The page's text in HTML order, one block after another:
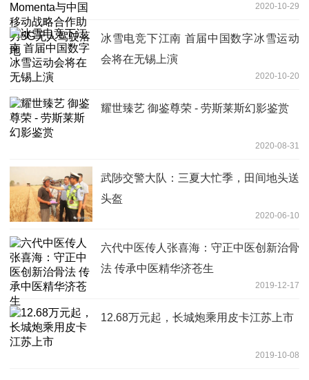
2020-10-29
冰雪电竞下江南 首届中国数字冰雪运动
会将在无锡上演
2020-10-20
耀世臻艺 御鉴尊荣 - 劳斯莱斯幻影鉴赏
2020-08-31
武陟交警大队：三夏大忙季，田间地头送
头盔
2020-06-10
六代中医传人张喜海：守正中医创新治骨
法 传承中医精华济苍生
2019-12-17
12.68万元起，长城炮乘用皮卡江苏上市
2019-10-08